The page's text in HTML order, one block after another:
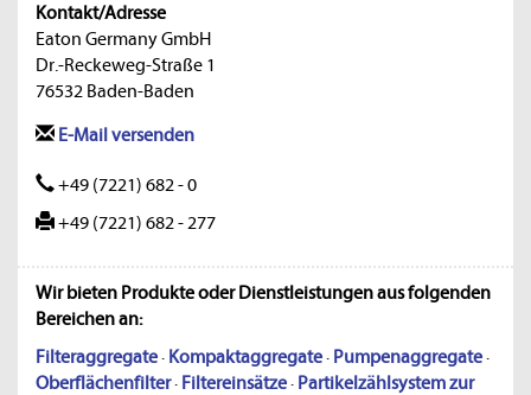
Kontakt/Adresse
Eaton Germany GmbH
Dr.-Reckeweg-Straße 1
76532 Baden-Baden
E-Mail versenden
+49 (7221) 682 - 0
+49 (7221) 682 - 277
Wir bieten Produkte oder Dienstleistungen aus folgenden
Bereichen an:
Filteraggregate· Kompaktaggregate· Pumpenaggregate·
Oberflächenfilter· Filtereinsätze· Partikelzählsystem zur